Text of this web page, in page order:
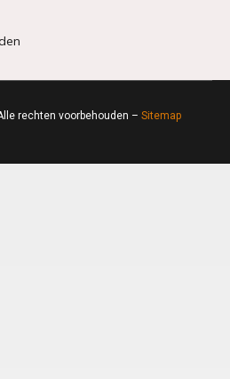
rechten voorbehouden – Sitemap